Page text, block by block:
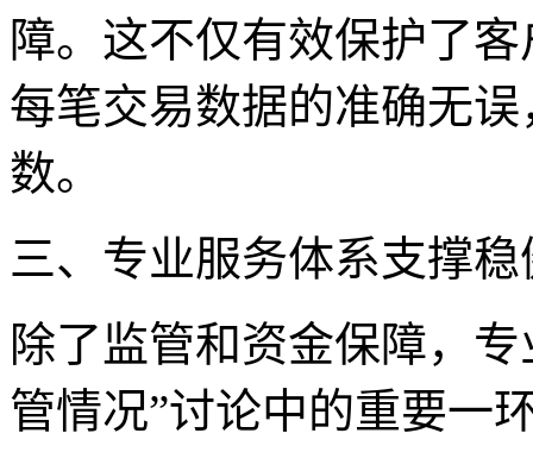
障。这不仅有效保护了
每笔交易数据的准确无
数。
三、专业服务体系支撑
除了监管和资金保障，
管情况”讨论中的重要一